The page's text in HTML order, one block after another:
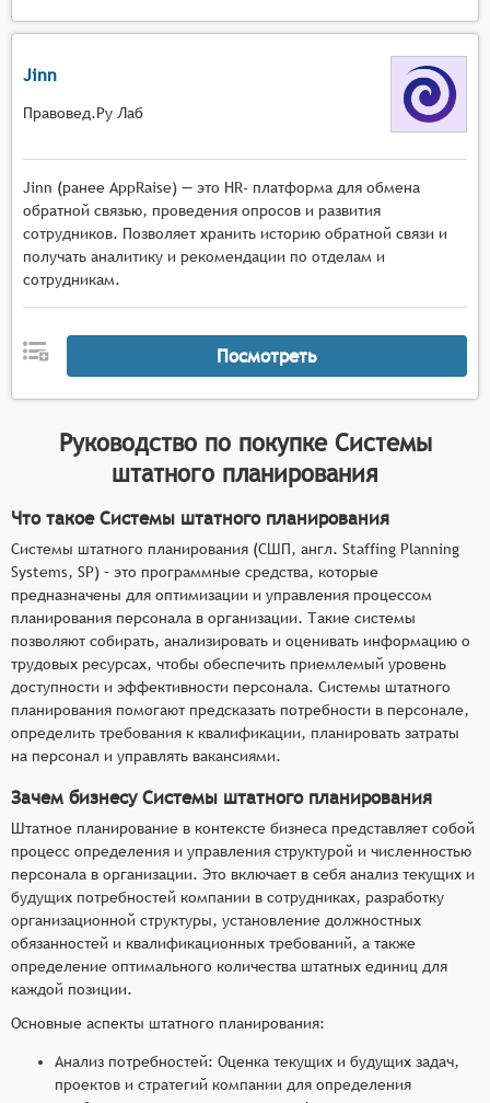
Jinn
Правовед.Ру Лаб
Jinn (ранее AppRaise) — это HR- платформа для обмена
обратной связью, проведения опросов и развития
сотрудников. Позволяет хранить историю обратной связи и
получать аналитику и рекомендации по отделам и
сотрудникам.
Посмотреть
Руководство по покупке Системы
штатного планирования
Что такое Системы штатного планирования
Системы штатного планирования (СШП, англ. Staffing Planning
Systems, SP) – это программные средства, которые
предназначены для оптимизации и управления процессом
планирования персонала в организации. Такие системы
позволяют собирать, анализировать и оценивать информацию о
трудовых ресурсах, чтобы обеспечить приемлемый уровень
доступности и эффективности персонала. Системы штатного
планирования помогают предсказать потребности в персонале,
определить требования к квалификации, планировать затраты
на персонал и управлять вакансиями.
Зачем бизнесу Системы штатного планирования
Штатное планирование в контексте бизнеса представляет собой
процесс определения и управления структурой и численностью
персонала в организации. Это включает в себя анализ текущих и
будущих потребностей компании в сотрудниках, разработку
организационной структуры, установление должностных
обязанностей и квалификационных требований, а также
определение оптимального количества штатных единиц для
каждой позиции.
Основные аспекты штатного планирования:
Анализ потребностей: Оценка текущих и будущих задач,
проектов и стратегий компании для определения